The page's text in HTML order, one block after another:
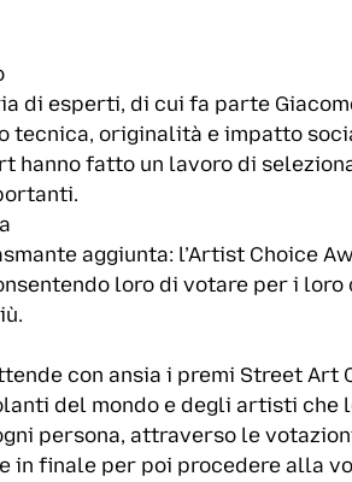
di esperti, di cui fa parte
tecnica, originalità e impatto
fatto un lavoro di
aggiunta: l’Artist Choice
loro di votare per i
con ansia i premi Street Art
del mondo e degli artisti che
persona, attraverso le
in finale per poi procedere alla